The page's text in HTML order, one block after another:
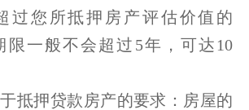
过您所抵押房产评估价值的
限一般不会超过5年，可达10
押贷款房产的要求：房屋的